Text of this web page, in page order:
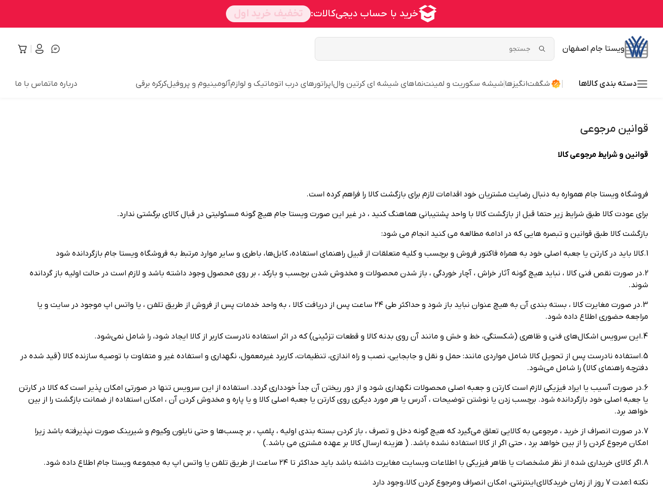
ویستا جام اصفهان
دسته بندی کالاها شگفت‌انگیزها شیشه سکوریت و لمینتنماهای شیشه ای کرتین والاپراتورهای درب اتوماتیک و لوازمآلومینیوم و پروفیلکرکره برقی درباره ماتماس با ما
قوانین مرجوعی
قوانین و شرایط مرجوعی کالا
فروشگاه ویستا جام همواره به دنبال رضایت مشتریان خود اقدامات لازم برای بازگشت کالا را فراهم کرده است.
برای عودت کالا طبق شرایط زیر حتما قبل از بازگشت کالا با واحد پشتیبانی هماهنگ کنید ، در غیر این صورت ویستا جام هیچ گونه مسئولیتی در قبال کالای برگشتی ندارد.
بازگشت کالا طبق قوانین و تبصره هایی که در ادامه مطالعه می کنید انجام می شود:
1.کالا باید در کارتن یا جعبه اصلی خود به همراه فاکتور فروش و برچسب و کلیه متعلقات از قبیل راهنمای استفاده، کابل‌ها، باطری و سایر موارد مرتبط به فروشگاه ویستا جام بازگردانده شود
2.در صورت نقص فنی کالا ، نباید هیچ گونه آثار خراش ، آچار خوردگی ، باز شدن محصولات و مخدوش شدن برچسب و بارکد ، بر روی محصول وجود داشته باشد و لازم است در حالت اولیه باز گردانده
شوند.
3.در صورت مغایرت کالا ، بسته بندی آن به هیچ عنوان نباید باز شود و حداکثر طی ۲۴ ساعت پس از دریافت کالا ، به واحد خدمات پس از فروش از طریق تلفن ، یا واتس اپ موجود در سایت و یا
مراجعه حضوری اطلاع داده شود.
4.این سرویس اشکال‏‏‌های فنی و ظاهری (شکستگی، خط و خش و مانند آن روی بدنه کالا و قطعات تزئینی) که در اثر استفاده نادرست کاربر از کالا ایجاد شود، را شامل نمی‏‏‌شود.
5.استفاده نادرست پس از تحویل کالا شامل مواردی مانند: حمل و نقل و جابجایی، نصب و راه اندازی، تنظیمات، کاربرد غیرمعمول، نگهداری و استفاده‌ غیر و متفاوت با توصیه سازنده کالا (قید شده در
دفترچه راهنمای کالا) را شامل می‌شود.
6.در صورت آسیب‏‏ یا ایراد فیزیکی لازم است کارتن و جعبه اصلی محصولات نگهداری شود و از دور ریختن آن جداً خودداری گردد. استفاده از این سرویس تنها در صورتی امکان ‌پذیر است که کالا در کارتن
یا جعبه اصلی خود بازگردانده شود. برچسب زدن یا نوشتن توضیحات ، آدرس یا هر مورد دیگری روی کارتن یا جعبه اصلی کالا و یا پاره و مخدوش کردن آن ، امکان استفاده از ضمانت بازگشت را از بین
خواهد برد.
7.در صورت انصراف از خرید ، مرجوعی به کالایی تعلق می‌گیرد که هیچ‌ گونه دخل و تصرف ، باز کردن بسته ‌بندی اولیه ، پلمپ ، بر چسب‌ها و حتی نایلون وکیوم و شیرینک صورت نپذیرفته باشد زیرا
امکان مرجوع کردن را از بین خواهد برد ، حتی اگر از کالا استفاده نشده باشد. ( هزینه ارسال کالا بر عهده مشتری می باشد.)
8.اگر کالای خریداری شده از نظر مشخصات یا ظاهر فیزیکی با اطلاعات وبسایت مغایرت داشته باشد باید حداکثر تا ۲۴ ساعت از طریق تلفن یا واتس اپ به مجموعه ویستا جام اطلاع داده شود.
نکته 1:مدت 7 روز از زمان خرید کالای اینترنتی، امکان انصراف و مرجوع کردن کالا، وجود دارد